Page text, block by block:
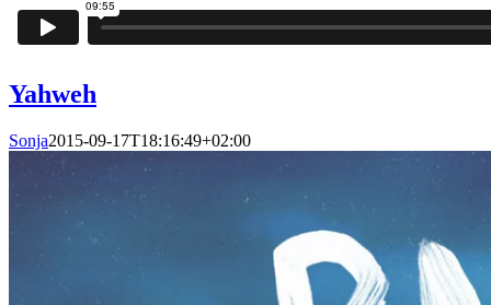
Yahweh
Sonja2015-09-17T18:16:49+02:00